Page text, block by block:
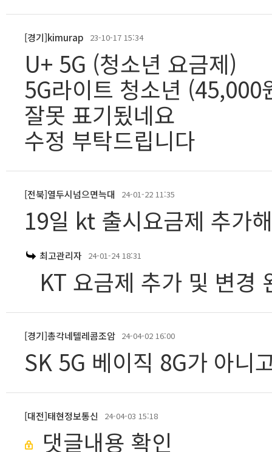
[경기]kimurap 23-10-17 15:34
U+ 5G (청소년 요금제)
5G라이트 청소년
잘못 표기됬네요
수정 부탁드립니다
[전북]열두시넘으면늑대 24-01-22 11:35
19일 kt 출시요금제 추가
최고관리자 24-01-24 18:31
KT 요금제 추가 및 변경
[경기]총각네텔레콤조암 24-04-02 16:00
SK 5G 베이직 8G가 아니
[대전]태현정보통신 24-04-03 15:18
댓글내용 확인